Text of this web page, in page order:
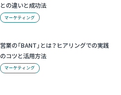
との違いと成功法
マーケティング
営業の「BANT」とは？ヒアリングでの実践
のコツと活用方法
マーケティング